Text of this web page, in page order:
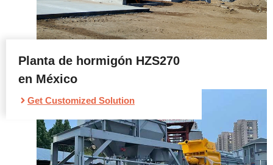
Planta de hormigón HZS270
en México
Get Customized Solution